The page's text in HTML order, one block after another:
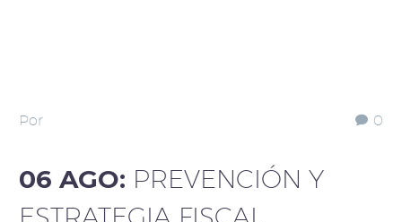
0
Por
06 AGO: PREVENCIÓN Y
ESTRATEGIA FISCAL